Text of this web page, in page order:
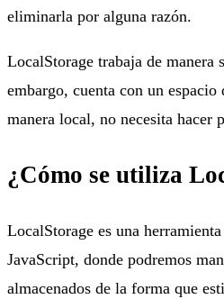
eliminarla por alguna razón.
LocalStorage trabaja de manera
embargo, cuenta con un
manera local, no necesita hacer
¿Cómo se utiliza
LocalStorage es una
JavaScript, donde podremos
almacenados de la forma que